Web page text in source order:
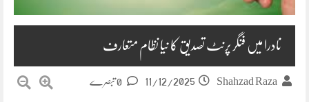
نادرا میں فنگر پرنٹ تصدیق کا نیا نظام متعارف
Shahzad Raza
11/12/2025